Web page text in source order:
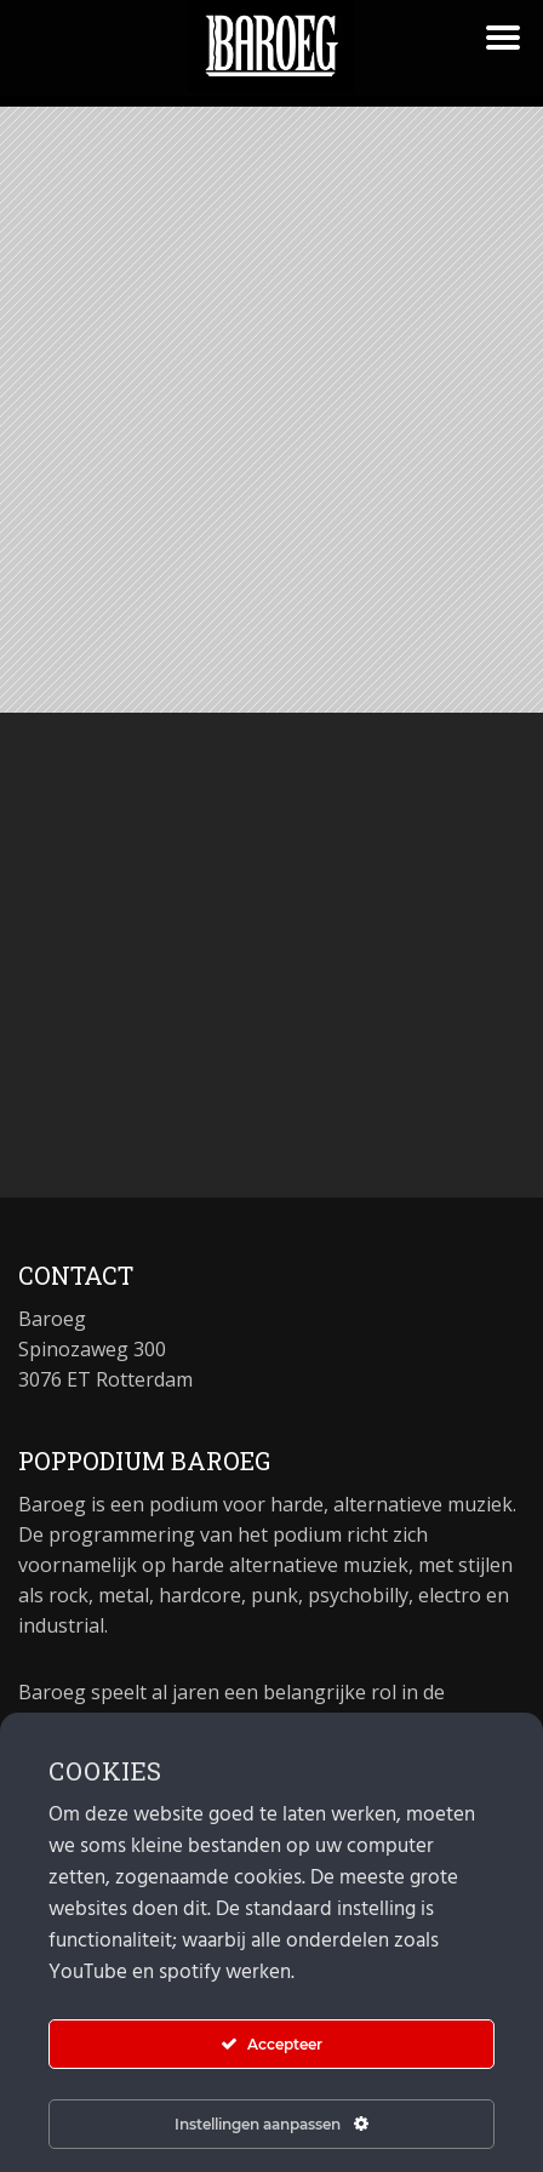
CONTACT
Baroeg
Spinozaweg 300
3076 ET Rotterdam
POPPODIUM BAROEG
Baroeg is een podium voor harde, alternatieve muziek.
De programmering van het podium richt zich
voornamelijk op harde alternatieve muziek, met stijlen
als rock, metal, hardcore, punk, psychobilly, electro en
industrial.
Baroeg speelt al jaren een belangrijke rol in de
poppodium 40 jaar.
MAIL
Algemeen: info@baroeg.nl
Bands & boeking: leon@baroeg.nl
Promotie & publiciteit: francis@baroeg.nl
COOKIES
Om deze website goed te laten werken, moeten
we soms kleine bestanden op uw computer
zetten, zogenaamde cookies. De meeste grote
websites doen dit. De standaard instelling is
functionaliteit; waarbij alle onderdelen zoals
YouTube en spotify werken.
Accepteer
Instellingen aanpassen